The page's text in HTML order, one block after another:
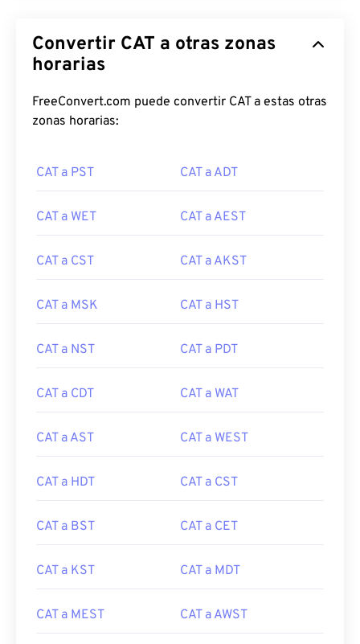
Convertir CAT a otras zonas
horarias
FreeConvert.com puede convertir CAT a estas otras
zonas horarias:
CAT a PST CAT a ADT
CAT a WET CAT a AEST
CAT a CST CAT a AKST
CAT a MSK CAT a HST
CAT a NST CAT a PDT
CAT a CDT CAT a WAT
CAT a AST CAT a WEST
CAT a HDT CAT a CST
CAT a BST CAT a CET
CAT a KST CAT a MDT
CAT a MEST CAT a AWST